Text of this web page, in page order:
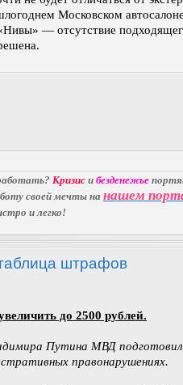
Московском
— отсутствие
Кризис и безденежье
своей мечты на нашем
и легко!
штрафов
до 2500 рублей.
Путина МВД
правонарушениях.